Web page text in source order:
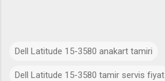
Dell Latitude 15-3580 anakart tamiri
Dell Latitude 15-3580 tamir servis fiyat